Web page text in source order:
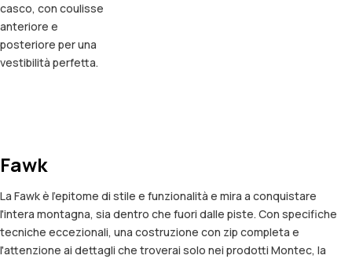
casco, con coulisse
anteriore e
posteriore per una
vestibilità perfetta.
Fawk
La Fawk è l'epitome di stile e funzionalità e mira a conquistare
l'intera montagna, sia dentro che fuori dalle piste. Con specifiche
tecniche eccezionali, una costruzione con zip completa e
l'attenzione ai dettagli che troverai solo nei prodotti Montec, la